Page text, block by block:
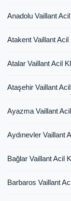
Anadolu Vaillant
Atakent Vaillant
Atalar Vaillant Acil
Ataşehir Vaillant
Ayazma Vaillant
Aydınevler Vaillant
Bağlar Vaillant Acil
Barbaros Vaillant